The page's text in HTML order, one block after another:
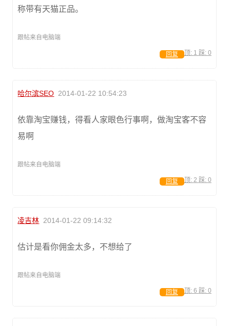
称带有天猫正品。
跟帖来自电脑端
顶: 1 踩: 0
回复
哈尔滨SEO 2014-01-22 10:54:23
依靠淘宝赚钱，得看人家眼色行事啊，做淘宝客不容
易啊
跟帖来自电脑端
顶: 2 踩: 0
回复
凌吉林 2014-01-22 09:14:32
估计是看你佣金太多，不想给了
跟帖来自电脑端
顶: 6 踩: 0
回复